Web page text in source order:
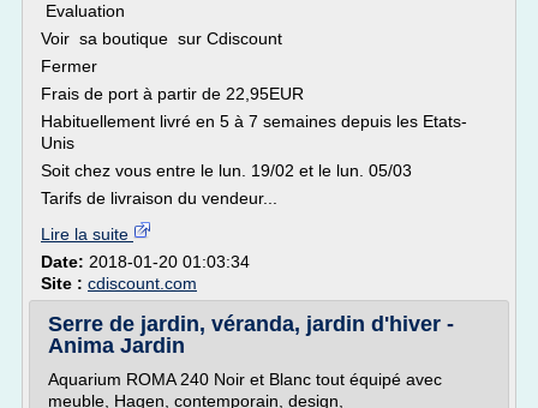
Evaluation
Voir sa boutique sur Cdiscount
Fermer
Frais de port à partir de 22,95EUR
Habituellement livré en 5 à 7 semaines depuis les Etats-
Unis
Soit chez vous entre le lun. 19/02 et le lun. 05/03
Tarifs de livraison du vendeur...
Lire la suite
Date: 2018-01-20 01:03:34
Site : cdiscount.com
Serre de jardin, véranda, jardin d'hiver -
Anima Jardin
Aquarium ROMA 240 Noir et Blanc tout équipé avec
meuble, Hagen, contemporain, design,